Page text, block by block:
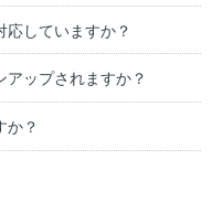
応していますか？
ップされますか？
か？